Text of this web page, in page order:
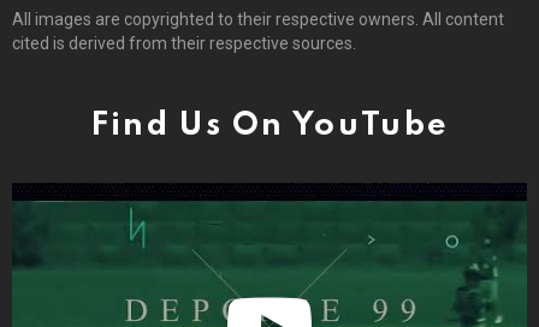
All images are copyrighted to their respective owners. All content
cited is derived from their respective sources.
Find Us On YouTube